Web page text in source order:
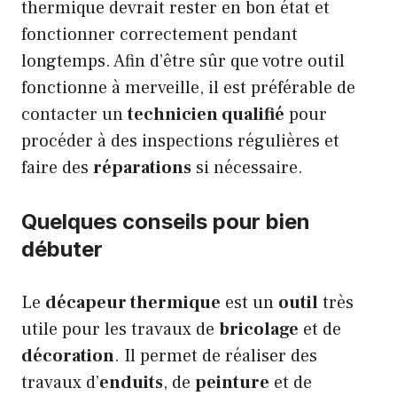
thermique devrait rester en bon état et
fonctionner correctement pendant
longtemps. Afin d’être sûr que votre outil
fonctionne à merveille, il est préférable de
contacter untechnicien qualifié pour
procéder à des inspections régulières et
faire des réparations si nécessaire.
Quelques conseils pour bien
débuter
Le décapeur thermique est un outiltrès
utile pour les travaux de bricolage et de
décoration. Il permet de réaliser des
travaux d’enduits, de peinture et de